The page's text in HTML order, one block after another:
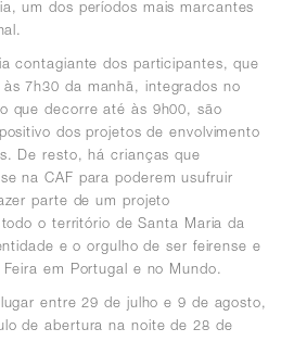
um dos períodos mais marcantes
contagiante dos participantes, que
7h30 da manhã, integrados no
que decorre até às 9h00, são
dos projetos de envolvimento
De resto, há crianças que
na CAF para poderem usufruir
parte de um projeto
o território de Santa Maria da
e o orgulho de ser feirense e
em Portugal e no Mundo.
entre 29 de julho e 9 de agosto,
de abertura na noite de 28 de